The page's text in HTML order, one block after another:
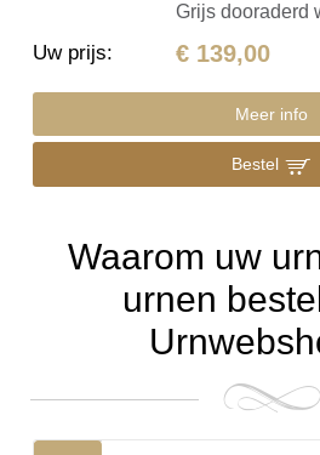
Grijs dooraderd
Uw prijs: € 139,00
Meer info
Bestel
Waarom uw
urnen